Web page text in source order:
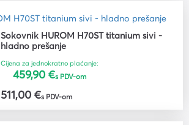
Sokovnik HUROM H70ST titanium sivi -
hladno prešanje
Cijena za jednokratno plaćanje:
459,90 €s PDV-om
511,00 €s PDV-om